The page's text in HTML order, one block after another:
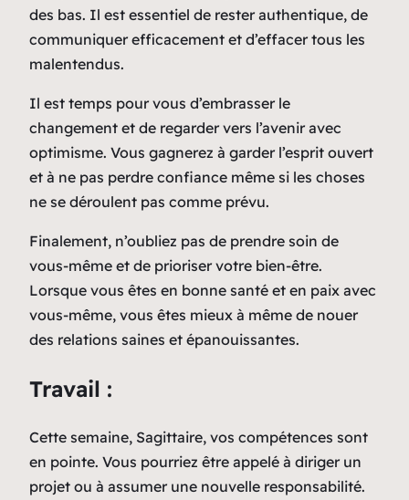
des bas. Il est essentiel de rester authentique, de
communiquer efficacement et d’effacer tous les
malentendus.
Il est temps pour vous d’embrasser le
changement et de regarder vers l’avenir avec
optimisme. Vous gagnerez à garder l’esprit ouvert
et à ne pas perdre confiance même si les choses
ne se déroulent pas comme prévu.
Finalement, n’oubliez pas de prendre soin de
vous-même et de prioriser votre bien-être.
Lorsque vous êtes en bonne santé et en paix avec
vous-même, vous êtes mieux à même de nouer
des relations saines et épanouissantes.
Travail :
Cette semaine, Sagittaire, vos compétences sont
en pointe. Vous pourriez être appelé à diriger un
projet ou à assumer une nouvelle responsabilité.